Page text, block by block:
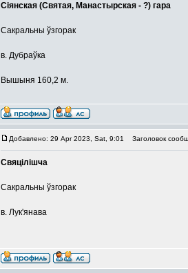
Сіянская (Святая, Манастырская - ?) гара
Сакральны ўзгорак
в. Дубраўка
Вышыня 160,2 м.
Добавлено: 29 Apr 2023, Sat, 9:01 Заголовок
Свяцілішча
Сакральны ўзгорак
в. Лук'янава